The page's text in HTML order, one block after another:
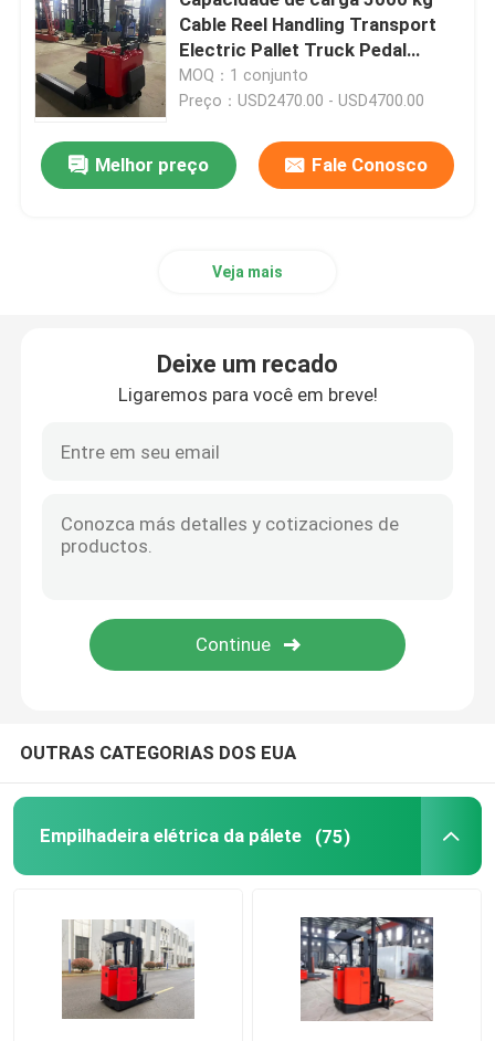
Empilhador elétrico da pálete
Empilhador de paletes de 3 vias
Trator de reboco elétrico
Caminhão de elevação de duplo alcance
caminhão de empilhadeira da colheita de ordem
Caminhão elevador elétrico de contra-equilíbrio
Cable Reel Handling Transport
Electric Pallet Truck Pedal
eletrônico de direção
MOQ：1 conjunto
Preço：USD2470.00 - USD4700.00
Melhor preço Fale Conosco
Veja mais
Deixe um recado
Ligaremos para você em breve!
OUTRAS CATEGORIAS DOS EUA
Empilhadeira elétrica da pálete (75)